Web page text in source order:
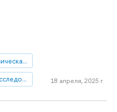
международная научно-техническая политика
Институт статистических исследований и экономики знаний
18 апреля, 2025 г.